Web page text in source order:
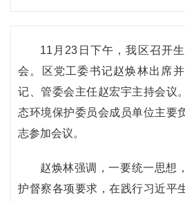
11月23日下午，我区召开
会。区党工委书记赵焕林出席
记、管委会主任赵宏宇主持会议
态环境保护委员会成员单位主要
志参加会议。
赵焕林强调，一要统一思想
护督察各项要求，在践行习近平